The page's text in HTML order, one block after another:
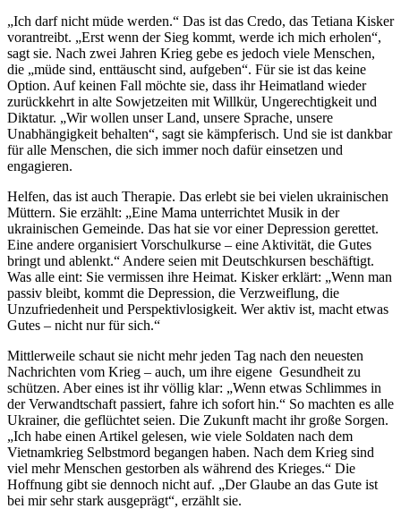
„Ich darf nicht müde werden.“ Das ist das Credo, das Tetiana Kisker
vorantreibt. „Erst wenn der Sieg kommt, werde ich mich erholen“,
sagt sie. Nach zwei Jahren Krieg gebe es jedoch viele Menschen,
die „müde sind, enttäuscht sind, aufgeben“. Für sie ist das keine
Option. Auf keinen Fall möchte sie, dass ihr Heimatland wieder
zurückkehrt in alte Sowjetzeiten mit Willkür, Ungerechtigkeit und
Diktatur. „Wir wollen unser Land, unsere Sprache, unsere
Unabhängigkeit behalten“, sagt sie kämpferisch. Und sie ist dankbar
für alle Menschen, die sich immer noch dafür einsetzen und
engagieren.
Helfen, das ist auch Therapie. Das erlebt sie bei vielen ukrainischen
Müttern. Sie erzählt: „Eine Mama unterrichtet Musik in der
ukrainischen Gemeinde. Das hat sie vor einer Depression gerettet.
Eine andere organisiert Vorschulkurse – eine Aktivität, die Gutes
bringt und ablenkt.“ Andere seien mit Deutschkursen beschäftigt.
Was alle eint: Sie vermissen ihre Heimat. Kisker erklärt: „Wenn man
passiv bleibt, kommt die Depression, die Verzweiflung, die
Unzufriedenheit und Perspektivlosigkeit. Wer aktiv ist, macht etwas
Gutes – nicht nur für sich.“
Mittlerweile schaut sie nicht mehr jeden Tag nach den neuesten
Nachrichten vom Krieg – auch, um ihre eigene Gesundheit zu
schützen. Aber eines ist ihr völlig klar: „Wenn etwas Schlimmes in
der Verwandtschaft passiert, fahre ich sofort hin.“ So machten es alle
Ukrainer, die geflüchtet seien. Die Zukunft macht ihr große Sorgen.
„Ich habe einen Artikel gelesen, wie viele Soldaten nach dem
Vietnamkrieg Selbstmord begangen haben. Nach dem Krieg sind
viel mehr Menschen gestorben als während des Krieges.“ Die
Hoffnung gibt sie dennoch nicht auf. „Der Glaube an das Gute ist
bei mir sehr stark ausgeprägt“, erzählt sie.